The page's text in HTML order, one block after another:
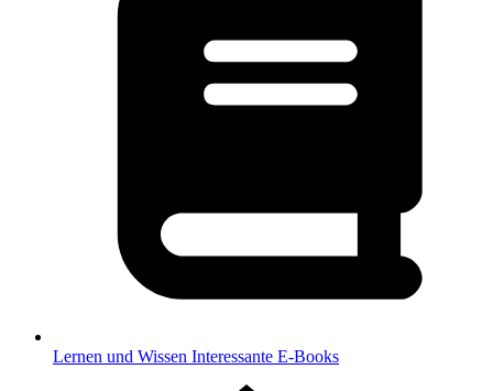
Lernen und Wissen Interessante E-Books